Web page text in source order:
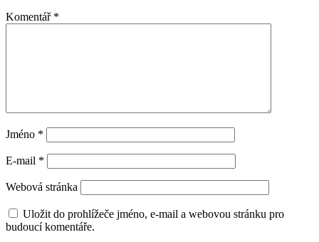
Komentář *
Jméno *
E-mail *
Webová stránka
Uložit do prohlížeče jméno, e-mail a webovou stránku pro
budoucí komentáře.